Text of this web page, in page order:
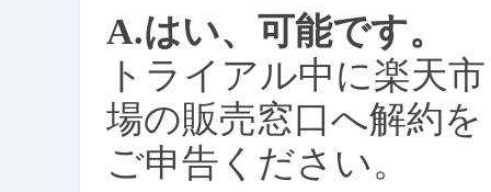
はい、可能です。
トライアル中に楽天市
場の販売窓口へ解約を
ご申告ください。